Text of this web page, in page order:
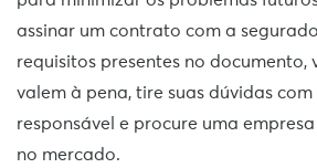
assinar um contrato com a
requisitos presentes no documento,
valem à pena, tire suas dúvidas
responsável e procure uma
no mercado.